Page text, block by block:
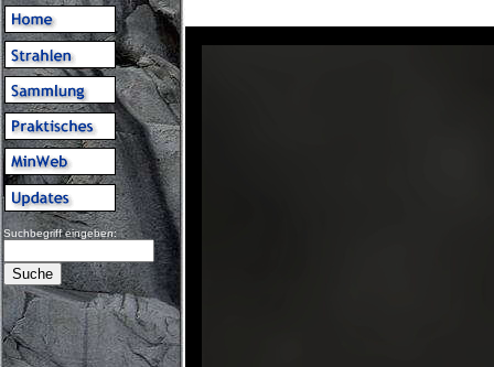
Suchbegriff eingeben: